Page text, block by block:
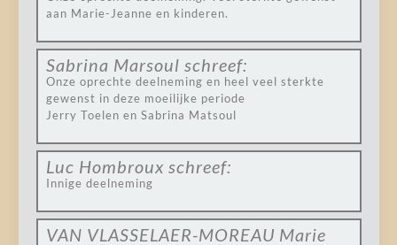
aan Marie-Jeanne en kinderen.
Sabrina Marsoul schreef:
Onze oprechte deelneming en heel veel sterkte
gewenst in deze moeilijke periode
Jerry Toelen en Sabrina Matsoul
Luc Hombroux schreef:
Innige deelneming
VAN VLASSELAER-MOREAU Marie